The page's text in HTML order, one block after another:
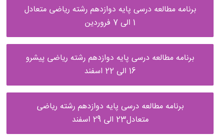
برنامه مطالعه درسی پایه دوازدهم رشته ریاضی متعادل
1 الی 7 فروردین
برنامه مطالعه درسی پایه دوازدهم رشته ریاضی پیشرو
16 الی 22 اسفند
برنامه مطالعه درسی پایه دوازدهم رشته ریاضی
متعادل23 الی 29 اسفند